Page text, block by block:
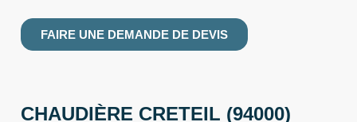
FAIRE UNE DEMANDE DE DEVIS
CHAUDIÈRE CRETEIL (94000)